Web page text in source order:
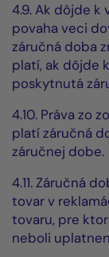
4.9. Ak dôjde
povaha veci
záručná doba
platí, ak dôjde
poskytnutá
4.10. Práva zo
platí záručná
záručnej dobe.
4.11. Záručná
tovar v
tovaru, pre
neboli